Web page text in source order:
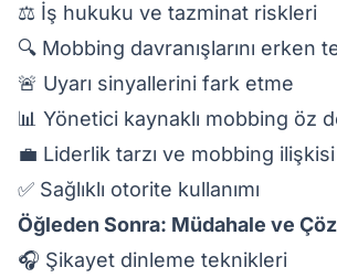
⚖️ İş hukuku ve tazminat riskleri
🔍 Mobbing davranışlarını erken
🚨 Uyarı sinyallerini fark etme
📊 Yönetici kaynaklı mobbing öz
💼 Liderlik tarzı ve mobbing ilişkisi
✅ Sağlıklı otorite kullanımı
Öğleden Sonra: Müdahale ve
🎧 Şikayet dinleme teknikleri